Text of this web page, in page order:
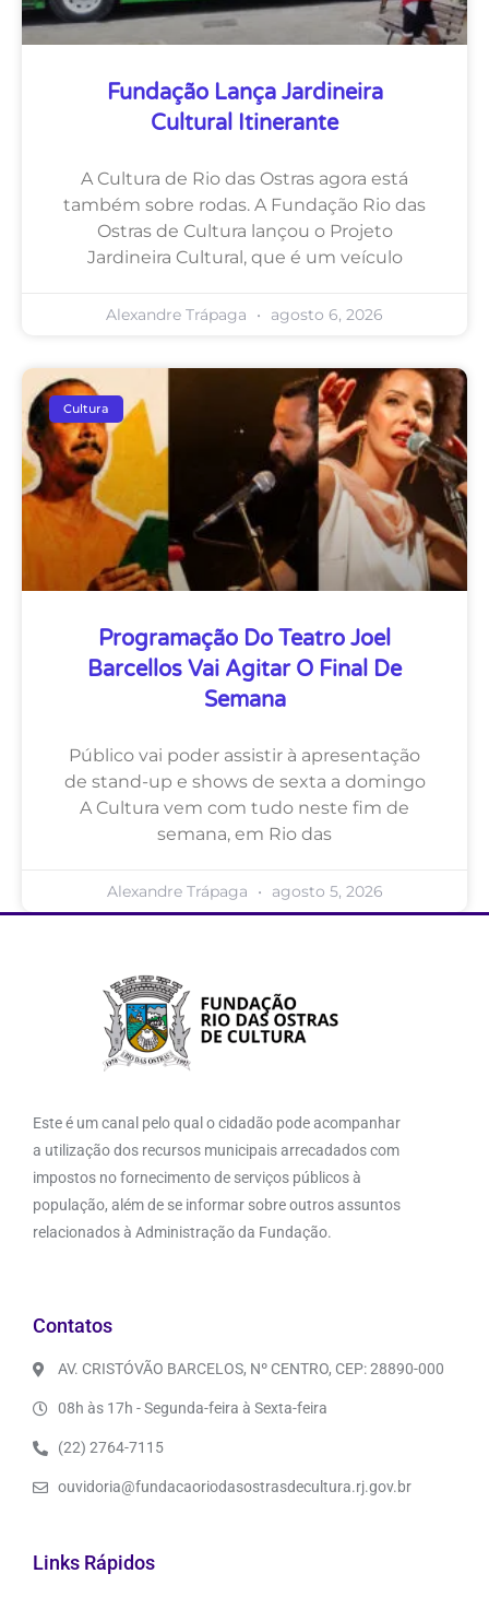
Fundação Lança Jardineira
Cultural Itinerante
A Cultura de Rio das Ostras agora está
também sobre rodas. A Fundação Rio das
Ostras de Cultura lançou o Projeto
Jardineira Cultural, que é um veículo
Alexandre Trápaga agosto 6, 2026
Cultura
Programação Do Teatro Joel
Barcellos Vai Agitar O Final De
Semana
Público vai poder assistir à apresentação
de stand-up e shows de sexta a domingo
A Cultura vem com tudo neste fim de
semana, em Rio das
Alexandre Trápaga agosto 5, 2026
Este é um canal pelo qual o cidadão pode acompanhar
a utilização dos recursos municipais arrecadados com
impostos no fornecimento de serviços públicos à
população, além de se informar sobre outros assuntos
relacionados à Administração da Fundação.
Contatos
AV. CRISTÓVÃO BARCELOS, Nº CENTRO, CEP: 28890-000
08h às 17h - Segunda-feira à Sexta-feira
(22) 2764-7115
ouvidoria@fundacaoriodasostrasdecultura.rj.gov.br
Links Rápidos